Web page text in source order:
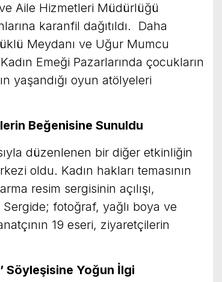
Aile Hizmetleri Müdürlüğü
karanfil dağıtıldı. Daha
Meydanı ve Uğur Mumcu
Emeği Pazarlarında çocukların
yaşandığı oyun atölyeleri
Beğenisine Sunuldu
düzenlenen bir diğer etkinliğin
oldu. Kadın hakları temasının
resim sergisinin açılışı,
Sergide; fotoğraf, yağlı boya ve
19 eseri, ziyaretçilerin
Söyleşisine Yoğun İlgi